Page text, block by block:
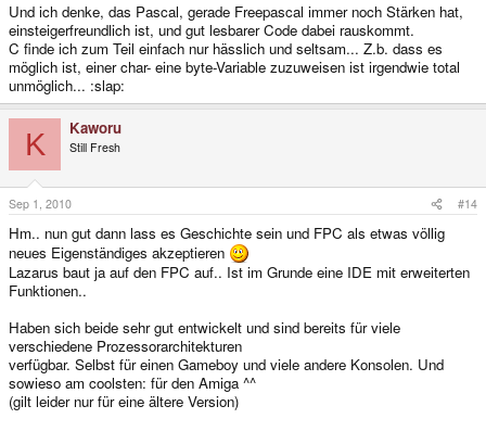
Und ich denke, das Pascal, gerade Freepascal immer noch Stärken hat,
einsteigerfreundlich ist, und gut lesbarer Code dabei rauskommt.
C finde ich zum Teil einfach nur hässlich und seltsam... Z.b. dass es
möglich ist, einer char- eine byte-Variable zuzuweisen ist irgendwie total
unmöglich... :slap:
K Kaworu
Still Fresh
Sep 1, 2010 #14
Hm.. nun gut dann lass es Geschichte sein und FPC als etwas völlig
neues Eigenständiges akzeptieren
Lazarus baut ja auf den FPC auf.. Ist im Grunde eine IDE mit erweiterten
Funktionen..
Haben sich beide sehr gut entwickelt und sind bereits für viele
verschiedene Prozessorarchitekturen
verfügbar. Selbst für einen Gameboy und viele andere Konsolen. Und
sowieso am coolsten: für den Amiga ^^
(gilt leider nur für eine ältere Version)